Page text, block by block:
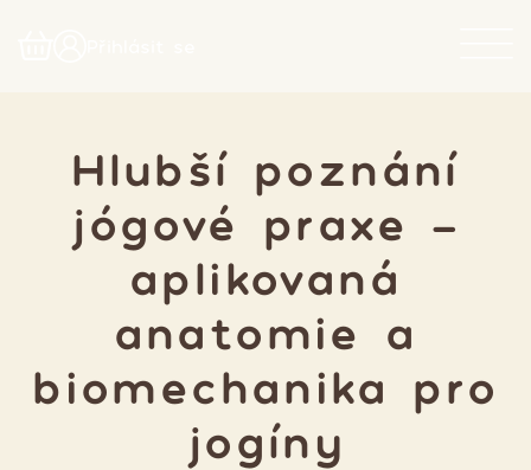
Hlubší poznání
jógové praxe -
aplikovaná
anatomie a
biomechanika pro
jogíny